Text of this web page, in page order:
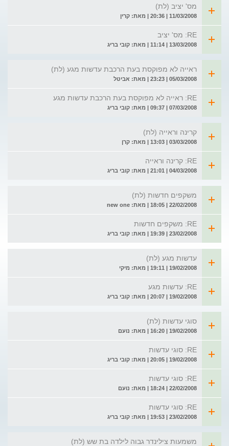
מס' יציב (לת)
11/03/2008 | 20:36 | מאת: קרין
RE: מס' יציב
13/03/2008 | 11:14 | מאת: קובי בריג
ראייה לא מפוקסת בעת הרכבת עדשות מגע (לת)
05/03/2008 | 23:23 | מאת: אביטל
RE: ראייה לא מפוקסת בעת הרכבת עדשות מגע
07/03/2008 | 09:37 | מאת: קובי בריג
קרינה וראייה (לת)
03/03/2008 | 13:03 | מאת: קרן
RE: קרינה וראייה
04/03/2008 | 21:01 | מאת: קובי בריג
משקפים חדשות (לת)
22/02/2008 | 18:05 | מאת: new one
RE: משקפים חדשות
23/02/2008 | 19:39 | מאת: קובי בריג
עדשות מגע (לת)
19/02/2008 | 19:11 | מאת: מיקי
RE: עדשות מגע
19/02/2008 | 20:07 | מאת: קובי בריג
סוגי עדשות (לת)
19/02/2008 | 16:20 | מאת: נועם
RE: סוגי עדשות
19/02/2008 | 20:05 | מאת: קובי בריג
RE: סוגי עדשות
22/02/2008 | 18:24 | מאת: נועם
RE: סוגי עדשות
23/02/2008 | 19:53 | מאת: קובי בריג
משמעות צילינדר גבוה לילדה בת שש (לת)